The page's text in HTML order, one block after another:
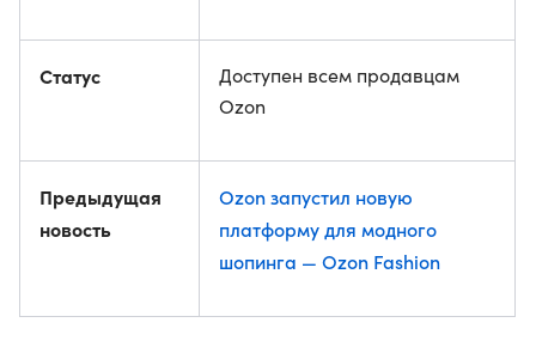
Статус
Доступен всем продавцам
Ozon
Предыдущая
новость
Ozon запустил новую
платформу для модного
шопинга — Ozon Fashion